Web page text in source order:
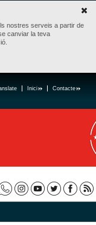
nostres serveis a partir de
canviar la teva
Contacte
Inici